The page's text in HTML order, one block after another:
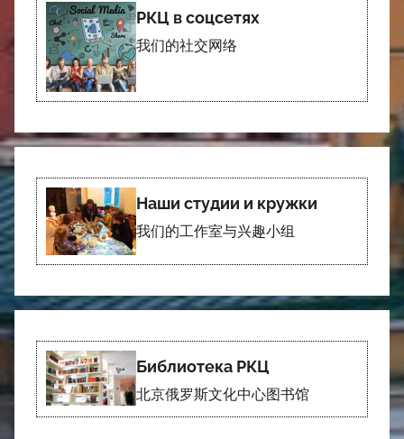
РКЦ в соцсетях
我们的社交网络
Наши студии и кружки
我们的工作室与兴趣小组
Библиотека РКЦ
北京俄罗斯文化中心图书馆